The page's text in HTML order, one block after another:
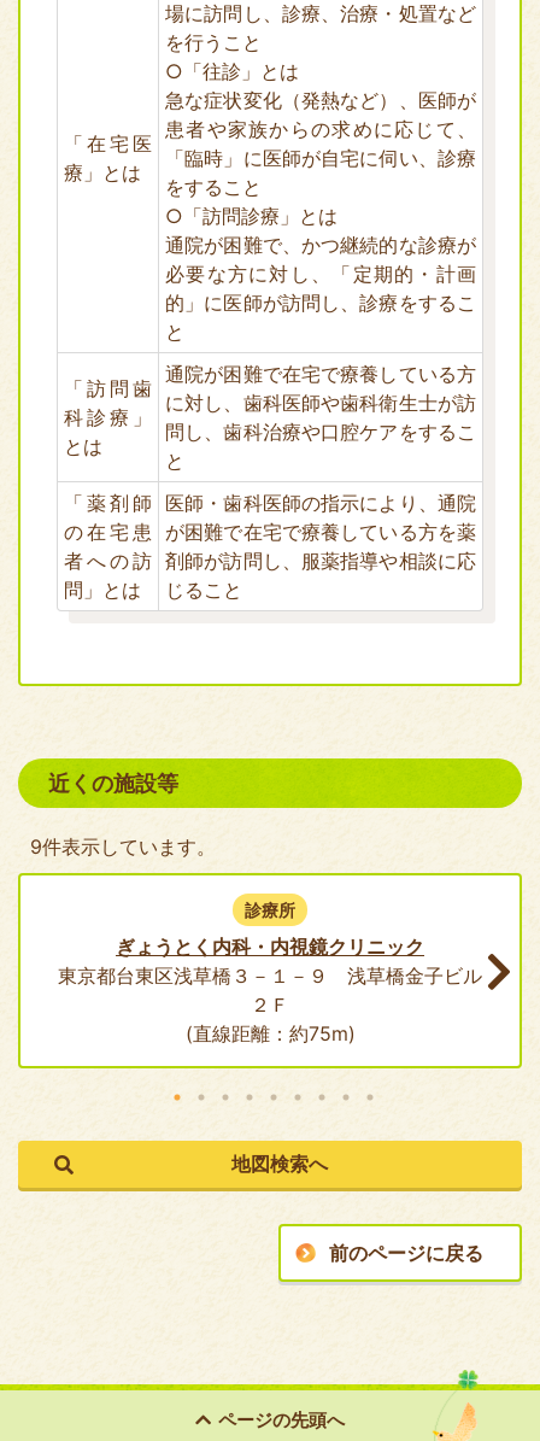
「在宅医
療」とは
場に訪問し、診療、治療・処置など
を行うこと
○「往診」とは
急な症状変化（発熱など）、医師が
患者や家族からの求めに応じて、
「臨時」に医師が自宅に伺い、診療
をすること
○「訪問診療」とは
通院が困難で、かつ継続的な診療が
必要な方に対し、「定期的・計画
的」に医師が訪問し、診療をするこ
と
「訪問歯
科診療」
とは
通院が困難で在宅で療養している方
に対し、歯科医師や歯科衛生士が訪
問し、歯科治療や口腔ケアをするこ
と
「薬剤師
の在宅患
者への訪
問」とは
医師・歯科医師の指示により、通院
が困難で在宅で療養している方を薬
剤師が訪問し、服薬指導や相談に応
じること
近くの施設等
9件表示しています。
診療所
ぎょうとく内科・内視鏡クリニック
東京都台東区浅草橋３－１－９ 浅草橋金子ビル
２Ｆ
(直線距離：約75m)
前のページに戻る
ページの先頭へ